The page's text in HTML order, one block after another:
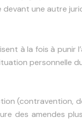
devant une autre
à la fois à punir
personnelle
des amendes